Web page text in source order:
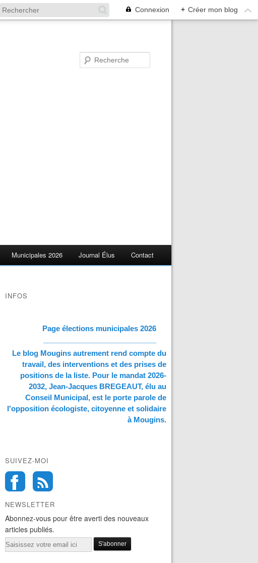
Connexion + Créer mon blog
Municipales 2026 Journal Élus Contact
INFOS
Page élections municipales 2026
Le blog Mougins autrement rend compte du
travail, des interventions et des prises de
positions de la liste. Pour le mandat 2026-
2032, Jean-Jacques BREGEAUT, élu au
Conseil Municipal, est le porte parole de
l'opposition écologiste, citoyenne et solidaire
à Mougins.
SUIVEZ-MOI
NEWSLETTER
Abonnez-vous pour être averti des nouveaux
articles publiés.
Email